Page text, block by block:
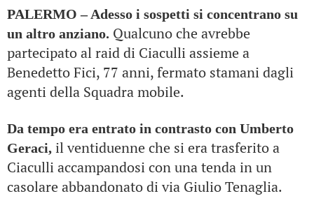
PALERMO – Adesso i sospetti si concentrano su
un altro anziano. Qualcuno che avrebbe
partecipato al raid di Ciaculli assieme a
Benedetto Fici, 77 anni, fermato stamani dagli
agenti della Squadra mobile.
Da tempo era entrato in contrasto con Umberto
Geraci, il ventiduenne che si era trasferito a
Ciaculli accampandosi con una tenda in un
casolare abbandonato di via Giulio Tenaglia.